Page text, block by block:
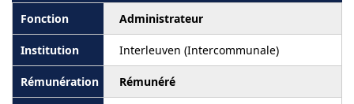
Administrateur
Interleuven (Intercommunale)
Rémunéré